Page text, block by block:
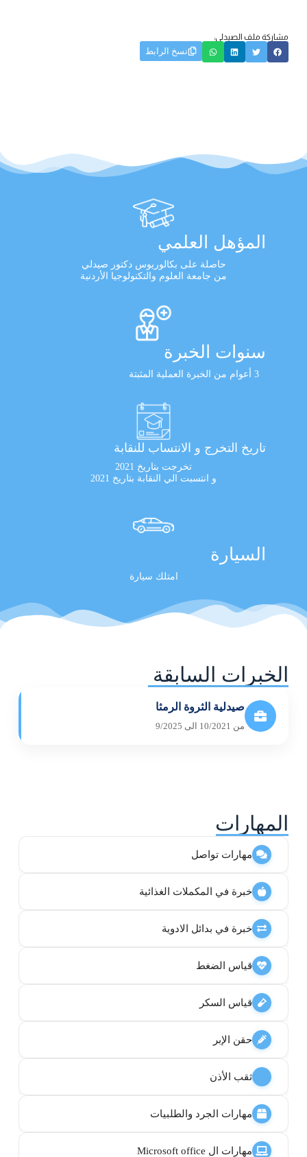
مشاركة ملف الصيدلي:
نسخ الرابط
المؤهل العلمي
حاصلة على بكالوريوس دكتور صيدلي
من جامعة العلوم والتكنولوجيا الأردنية
سنوات الخبرة
3 أعوام من الخبرة العملية المثبتة
تاريخ التخرج و الانتساب للنقابة
تخرجت بتاريخ 2021
و انتسبت الي النقابة بتاريخ 2021
السيارة
امتلك سيارة
الخبرات السابقة
صيدلية الثروة الرمثا
من 10/2021 الى 9/2025
المهارات
مهارات تواصل
خبرة في المكملات الغذائية
خبرة في بدائل الادوية
قياس الضغط
قياس السكر
حقن الإبر
ثقب الأذن
مهارات الجرد والطلبيات
مهارات ال Microsoft office